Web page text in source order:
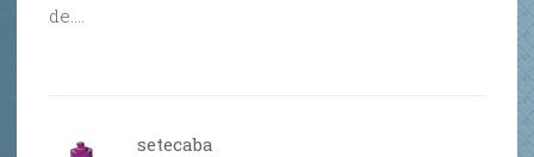
de….
setecaba